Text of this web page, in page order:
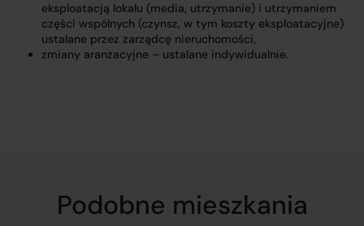
eksploatacją lokalu (media, utrzymanie) i utrzymaniem
części wspólnych (czynsz, w tym koszty eksploatacyjne)
ustalane przez zarządcę nieruchomości,
zmiany aranżacyjne – ustalane indywidualnie.
Podobne mieszkania